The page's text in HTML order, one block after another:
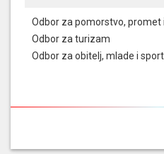
provoditi važne
kvalitetu života na
da radna skupina
podržati daljnji razvoj
možemo očekivati u
regionalnoga razvoja
Odbor za pomorstvo,
Odbor za turizam
Odbor za obitelj, mlade i sport